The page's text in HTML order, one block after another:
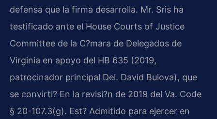
defensa que la firma desarrolla. Mr. Sris ha
testificado ante el House Courts of Justice
Committee de la C?mara de Delegados de
Virginia en apoyo del HB 635 (2019,
patrocinador principal Del. David Bulova), que
se convirti? En la revisi?n de 2019 del Va. Code
§ 20-107.3(g). Est? Admitido para ejercer en